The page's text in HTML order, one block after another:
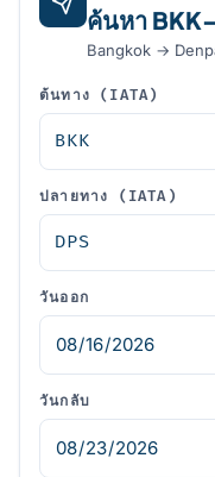
ค้นหา
Bangkok →
ต้นทาง (IATA)
ปลายทาง (IATA)
วันออก
วันกลับ